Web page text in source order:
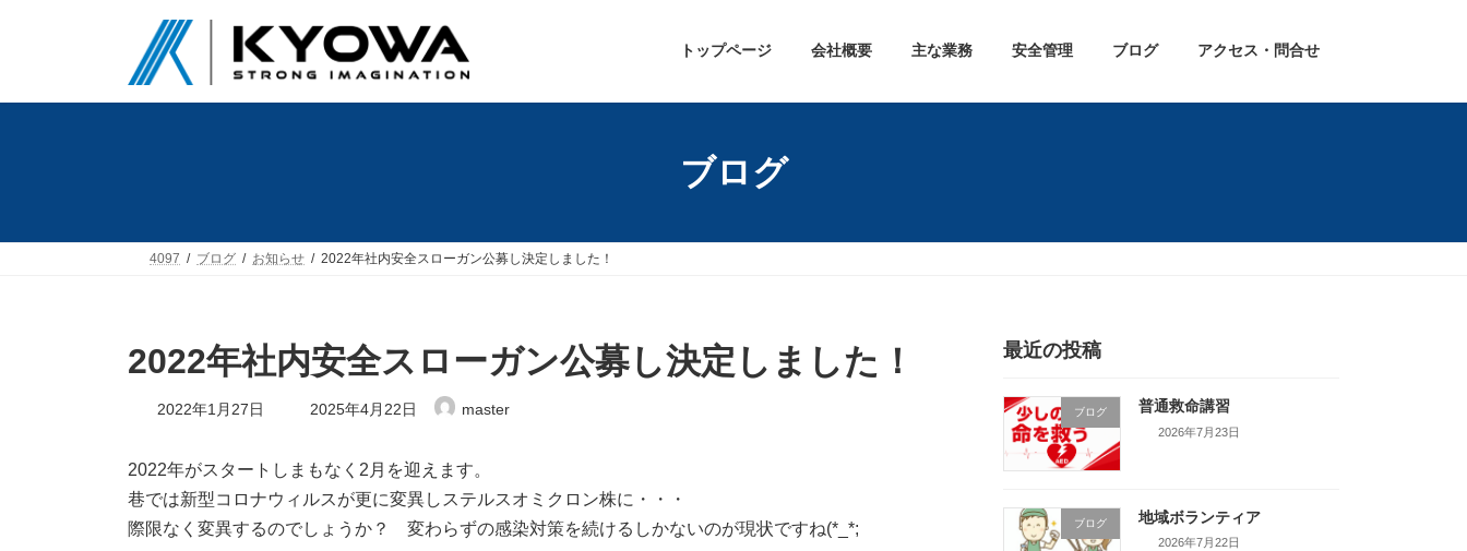
ツ
シ
トップページ 会社概要 主な業務 安全管理 ブログ アクセス・問合せ
ブログ
4097 ブログ お知らせ 2022年社内安全スローガン公募し決定しました！
2022年社内安全スローガン公募し決定しました！
2022年1月27日
最
終
新
日
時
2025年4月22日 master
2022年がスタートしまもなく2月を迎えます。
巷では新型コロナウィルスが更に変異しステルスオミクロン株に・・・
際限なく変異するのでしょうか？ 変わらずの感染対策を続けるしかないのが現状ですね(*_*;
最近の投稿
ブログ 普通救命講習
2026年7月23日
ブログ 地域ボランティア
2026年7月22日